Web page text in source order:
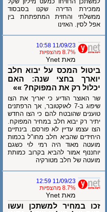
ממכירת הדירה שקנו בסבסוד
ממשלתי והחזית המתפתחת בין
אפל לסין. האזינו
11/09/23 10:58
8.7% מהצפיות
מאת Ynet
ביטול המכס על יבוא חלב
יוארך בחצי שנה: האם
יכלול רק את המפוקח? »»
שר האוצר הודיע כי יאריך את הצו
שיפוג ב-7 לאוקטובר, אך הרפתנים
טוענים שהובטח להם כי הצו החדש
יתיר רק יבוא חלב במחיר המפוקח.
הצו עצמו עדיין לא פורסם. בינתיים
היחידים שהביא חלב מחו"ל בכמות
מועטה מאוד היה רמי לוי כשגם
יוחננוף אמור להביא בקרוב כמותת
מועטה של חלב מטורקיה
11/09/23 12:59
8.7% מהצפיות
מאת Ynet
זכו במחיר למשתכן ועשו